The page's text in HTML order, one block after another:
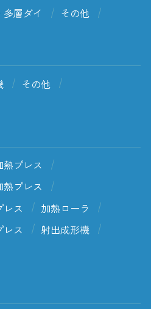
多層ダイ その他
その他
熱プレス
熱プレス
レス
加熱ローラ
レス
射出成形機